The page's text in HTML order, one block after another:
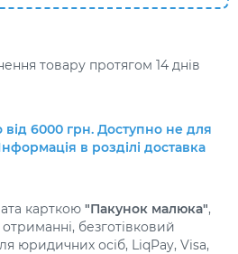
товару протягом 14 днів
6000 грн. Доступно не для
в розділі доставка
карткою "Пакунок малюка",
безготівковий
юридичних осіб, LiqPay, Visa,